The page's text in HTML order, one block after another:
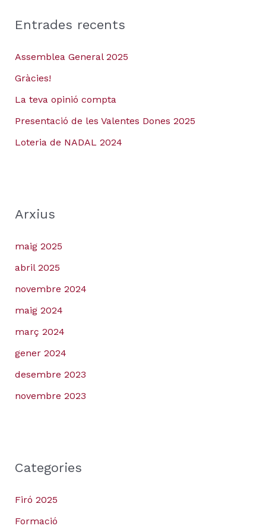
Entrades recents
Assemblea General 2025
Gràcies!
La teva opinió compta
Presentació de les Valentes Dones 2025
Loteria de NADAL 2024
Arxius
maig 2025
abril 2025
novembre 2024
maig 2024
març 2024
gener 2024
desembre 2023
novembre 2023
Categories
Firó 2025
Formació